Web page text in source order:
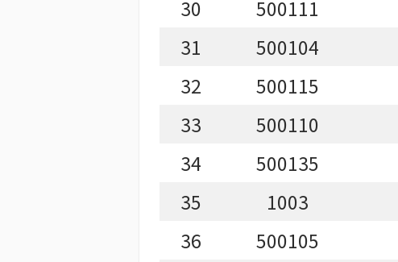
30
500111
31
500104
32
500115
33
500110
34
500135
35
1003
36
500105